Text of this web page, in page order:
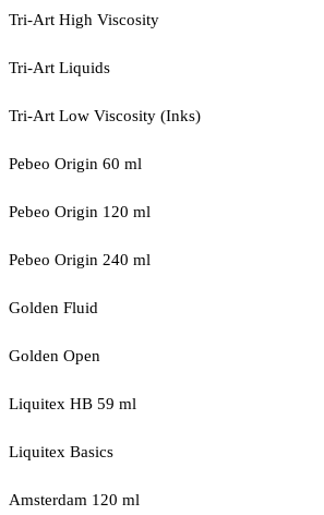
Tri-Art High Viscosity
Tri-Art Liquids
Tri-Art Low Viscosity (Inks)
Pebeo Origin 60 ml
Pebeo Origin 120 ml
Pebeo Origin 240 ml
Golden Fluid
Golden Open
Liquitex HB 59 ml
Liquitex Basics
Amsterdam 120 ml